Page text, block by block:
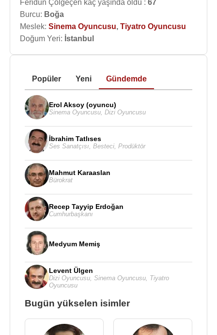
Feridun Çölgeçen kaç yaşında öldü : 67
Burcu: Boğa
Meslek: Sinema Oyuncusu, Tiyatro Oyuncusu
Doğum Yeri: İstanbul
Popüler Yeni Gündemde
Erol Aksoy (oyuncu)
Sinema Oyuncusu Dizi Oyuncusu
İbrahim Tatlıses
Ses Sanatçısı Besteci Prodüktör
Mahmut Karaaslan
Bürokrat
Recep Tayyip Erdoğan
Cumhurbaşkanı
Medyum Memiş
Levent Ülgen
Dizi Oyuncusu, Sinema Oyuncusu, Tiyatro
Oyuncusu
Bugün yükselen isimler